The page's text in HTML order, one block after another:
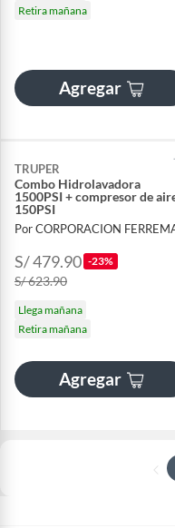
Retira mañana
Agregar
TRUPER
Combo Hidrolavadora
1500PSI + compresor de
150PSI
Por CORPORACION
S/ 479.90 -23%
S/ 623.90
Llega mañana
Retira mañana
Agregar